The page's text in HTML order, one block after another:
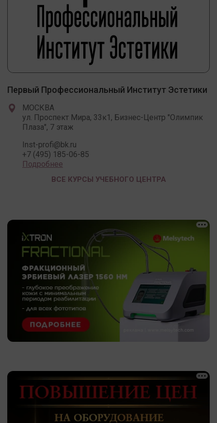
Первый Профессиональный Институт Эстетики
МОСКВА
ул. Проспект Мира, 33к1, Бизнес-Центр "Олимпик
Плаза", 7 этаж
Inst-profi@bk.ru
+7 (495) 185-06-85
Подробнее
ВСЕ КУРСЫ УЧЕБНОГО ЦЕНТРА